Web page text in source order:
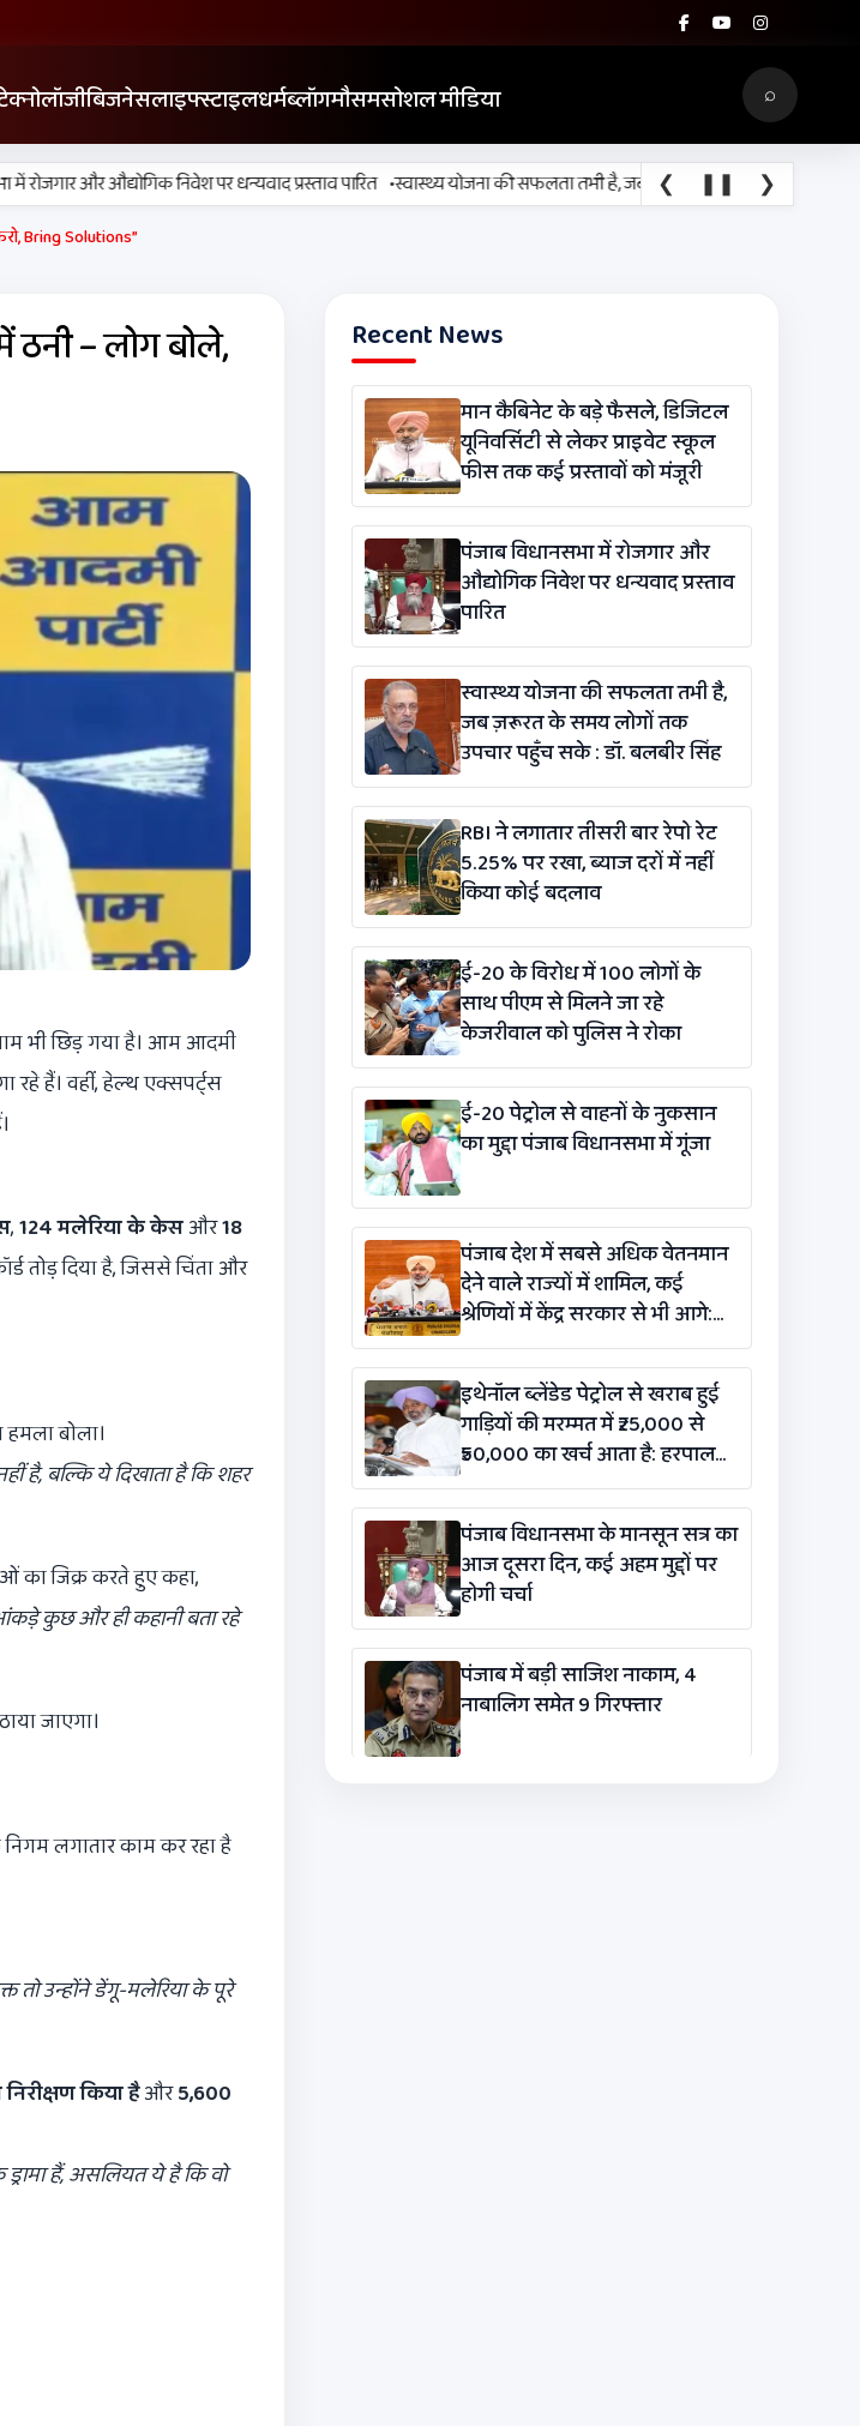
बिजनेसलाइफ्स्टाइलधर्मब्लॉगमौसमसोशल मीडिया ⌕
और औद्योगिक निवेश पर धन्यवाद प्रस्ताव पारित •स्वास्थ्य योजना की सफलता तभी है, जब ज़रूरत के समय लोगों तक उपचार
❮ ❚❚ ❯
Bring Solutions”
– लोग बोले,
भी छिड़ गया है। आम आदमी
रहे हैं। वहीं, हेल्थ एक्सपर्ट्स
,124मलेरिया के केसऔर18
तोड़ दिया है, जिससे चिंता और
बोला।
है,बल्कि ये दिखाता है कि शहर
का जिक्र करते हुए कहा,
कुछ और ही कहानी बता रहे
जाएगा।
लगातार काम कर रहा है
तो उन्होंने डेंगू-मलेरिया के पूरे
किया हैऔर5,600
हैं,असलियत ये है कि वो
Recent News
मान कैबिनेट के बड़े फैसले, डिजिटल
यूनिवर्सिटी से लेकर प्राइवेट स्कूल
फीस तक कई प्रस्तावों को मंजूरी
पंजाब विधानसभा में रोजगार और
औद्योगिक निवेश पर धन्यवाद प्रस्ताव
पारित
स्वास्थ्य योजना की सफलता तभी है,
जब ज़रूरत के समय लोगों तक
उपचार पहुँच सके : डॉ. बलबीर सिंह
RBI ने लगातार तीसरी बार रेपो रेट
5.25% पर रखा, ब्याज दरों में नहीं
किया कोई बदलाव
ई-20 के विरोध में 100 लोगों के
साथ पीएम से मिलने जा रहे
केजरीवाल को पुलिस ने रोका
ई-20 पेट्रोल से वाहनों के नुकसान
का मुद्दा पंजाब विधानसभा में गूंजा
पंजाब देश में सबसे अधिक वेतनमान
देने वाले राज्यों में शामिल, कई
श्रेणियों में केंद्र सरकार से भी आगे:
हरपाल सिंह चीमा
इथेनॉल ब्लेंडेड पेट्रोल से खराब हुई
गाड़ियों की मरम्मत में ₹25,000 से
₹50,000 का खर्च आता है: हरपाल
सिंह चीमा
पंजाब विधानसभा के मानसून सत्र का
आज दूसरा दिन, कई अहम मुद्दों पर
होगी चर्चा
पंजाब में बड़ी साजिश नाकाम, 4
नाबालिग समेत 9 गिरफ्तार